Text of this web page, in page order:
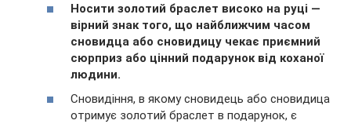
Носити золотий браслет високо на руці —
вірний знак того, що найближчим часом
сновидца або сновидицу чекає приємний
сюрприз або цінний подарунок від коханої
людини.
Сновидіння, в якому сновидець або сновидица
отримує золотий браслет в подарунок, є